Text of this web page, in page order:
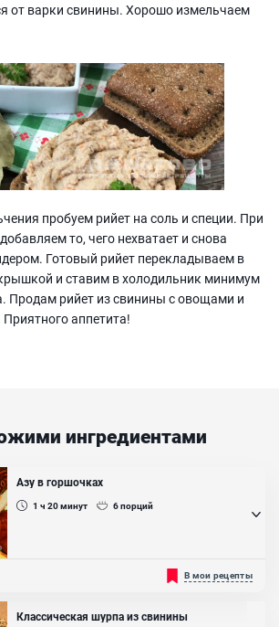
от варки свинины. Хорошо измельчаем
пробуем рийет на соль и специи. При
то, чего нехватает и снова
Готовый рийет перекладываем в
и ставим в холодильник минимум
Продам рийет из свинины с овощами и
аппетита!
ингредиентами
Азу в горшочках
1 ч 20минут 6порций
блюдо татарской кухни, мясное рагу с
огурчиками. Предлагаем приготовить азу
приготовления получается даже
рецепт азу по-татарски предполагает
В мои рецепты
Классическая шурпа из свинины